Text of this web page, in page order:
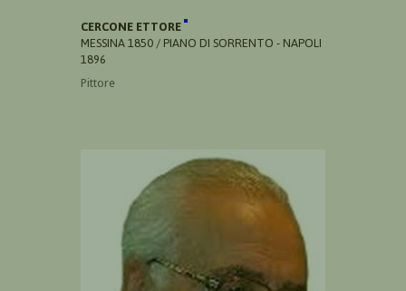
CERCONE ETTORE
MESSINA 1850 / PIANO DI SORRENTO - NAPOLI
1896
Pittore